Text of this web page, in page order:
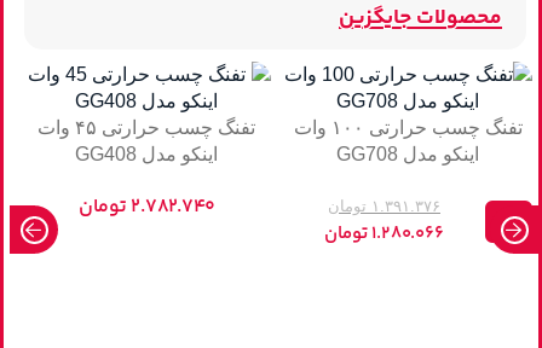
محصولات جایگزین
تفنگ چسب حرارتی ۱۰۰ وات
اینکو مدل GG708
۱.۳۹۱.۳۷۶ تومان
۱.۲۸۰.۰۶۶تومان -8%
تفنگ چسب حرارتی ۴۵ وات
اینکو مدل GG408
۲.۷۸۲.۷۴۰ تومان